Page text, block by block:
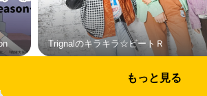
Trignalのキラキラ☆ビートＲ
もっと見る